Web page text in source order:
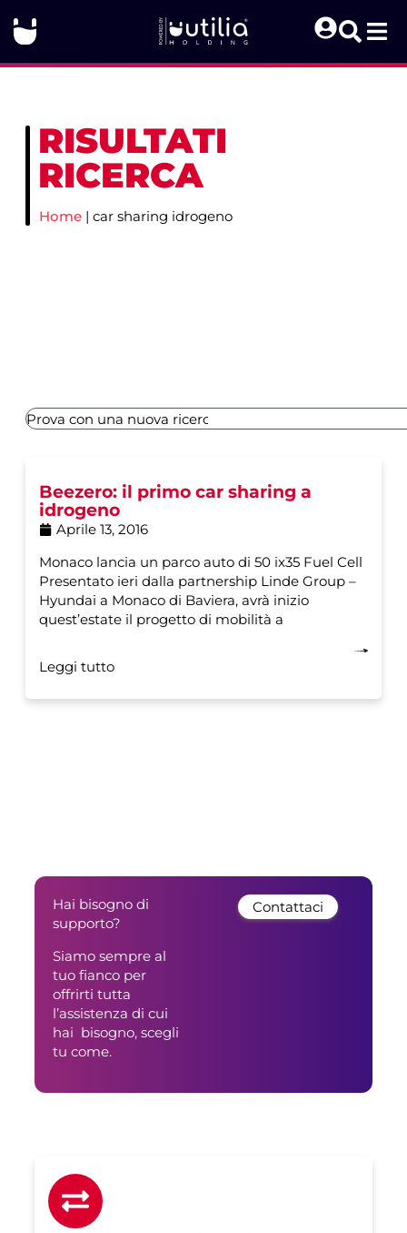
RISULTATI
RICERCA
Home | car sharing idrogeno
Beezero: il primo car sharing a
idrogeno
Aprile 13, 2016
Monaco lancia un parco auto di 50 ix35 Fuel Cell
Presentato ieri dalla partnership Linde Group –
Hyundai a Monaco di Baviera, avrà inizio
quest’estate il progetto di mobilità a
Leggi tutto
Hai bisogno di
supporto?
Siamo sempre al
tuo fianco per
offrirti tutta
l’assistenza di cui
hai bisogno, scegli
tu come.
Contattaci